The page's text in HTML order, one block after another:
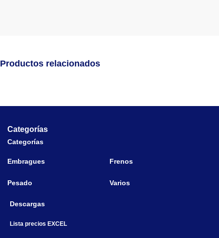
Productos relacionados
Categorías
Categorías
Embragues Frenos
Pesado Varios
Descargas
Lista precios EXCEL